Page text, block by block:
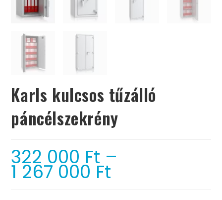
Karls kulcsos tűzálló
páncélszekrény
322 000 Ft –
1 267 000 Ft